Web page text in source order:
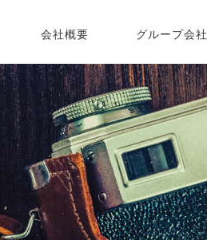
会社概要 グループ会社